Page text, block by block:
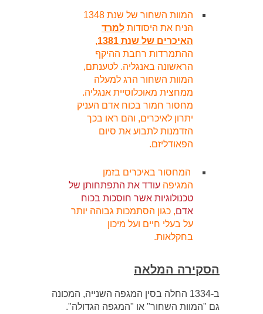
המוות השחור של שנת 1348
הניח את היסודותלמרד
האיכרים של שנת 1381
,
ההתמרדות רחבת ההיקף
הראשונה באנגליה. לטענתם,
המוות השחור הרג למעלה
ממחצית מאוכלוסיית אנגליה.
מחסור חמור בכוח אדם העניק
יתרון לאיכרים, והם ראו בכך
הזדמנות לתבוע את סיום
המחסור באיכרים בזמן
עודד את התפתחותן של
טכנולוגיות אשר חוסכות בכוח
, כגון הסתמכות גבוהה יותר
על בעלי חיים ועל מיכון
הסקירה המלאה
ב-1334 החלה בסין המגפה השנייה, המכונה
גם "המוות השחור" או "המגפה הגדולה".